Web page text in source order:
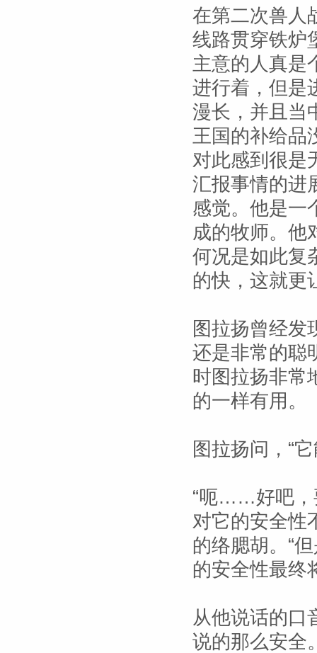
在第二次兽人
线路贯穿铁炉
主意的人真是
进行着，但是
漫长，并且当
王国的补给品
对此感到很是
汇报事情的进
感觉。他是一
成的牧师。他
何况是如此复
的快，这就更
图拉扬曾经发
还是非常的聪
时图拉扬非常
的一样有用。
图拉扬问，“
“呃……好吧，
对它的安全性
的络腮胡。“
的安全性最终
从他说话的口
说的那么安全